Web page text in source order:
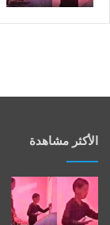
الأكثر مشاهدة